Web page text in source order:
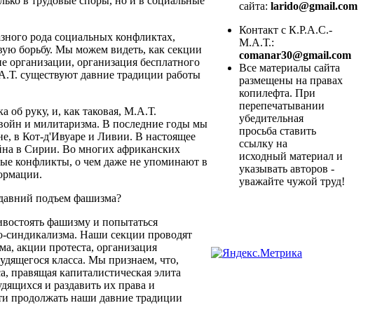
рода социальных конфликтах,
борьбу. Мы можем видеть, как секции
организации, организация бесплатного
существуют давние традиции работы
об руку, и, как таковая, М.А.Т.
и милитаризма. В последние годы мы
в Кот-д'Ивуаре и Ливии. В настоящее
в Сирии. Во многих африканских
конфликты, о чем даже не упоминают в
подъем фашизма?
фашизму и попытаться
синдикализма. Наши секции проводят
акции протеста, организация
класса. Мы признаем, что,
правящая капиталистическая элита
и раздавить их права и
продолжать наши давние традиции
сайта: larido@gmail.com
Контакт с К.Р.А.С.-
М.А.Т.:
comanar30@gmail.com
Все материалы сайта
размещены на правах
копилефта. При
перепечатывании
убедительная
просьба ставить
ссылку на
исходный материал и
указывать авторов -
уважайте чужой труд!